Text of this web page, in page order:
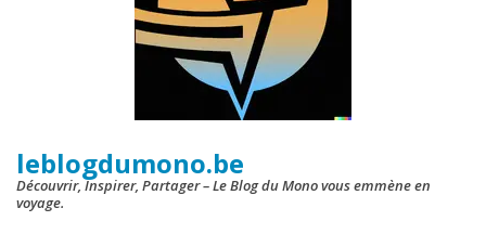
leblogdumono.be
Découvrir, Inspirer, Partager – Le Blog du Mono vous emmène en
voyage.